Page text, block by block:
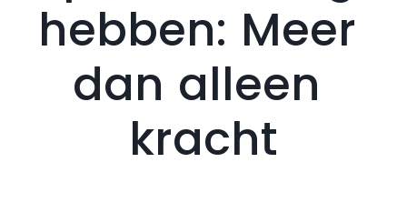
hebben: Meer
dan alleen
kracht
Ik ga akkoord dat mijn gegevens gebruikt
worden zoals beschreven in deprivacy policy
Versturen